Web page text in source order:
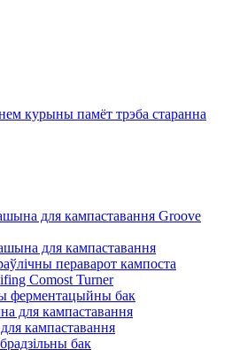
курыны памёт трэба старанна
для кампаставання Groove
для кампаставання
пераварот кампоста
Comost Turner
ферментацыйны бак
для кампаставання
кампаставання
бак